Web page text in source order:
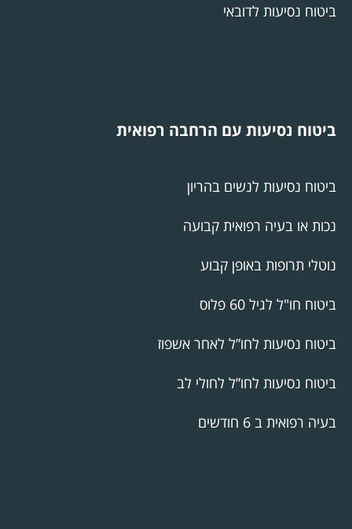
ביטוח נסיעות לדובאי
ביטוח נסיעות עם הרחבה רפואית
ביטוח נסיעות לנשים בהריון
נכות או בעיה רפואית קבועה
נוטלי תרופות באופן קבוע
ביטוח חו"ל לגיל 60 פלוס
ביטוח נסיעות לחו”ל לאחר אשפוז
ביטוח נסיעות לחו”ל לחולי לב
בעיה רפואית ב 6 חודשים